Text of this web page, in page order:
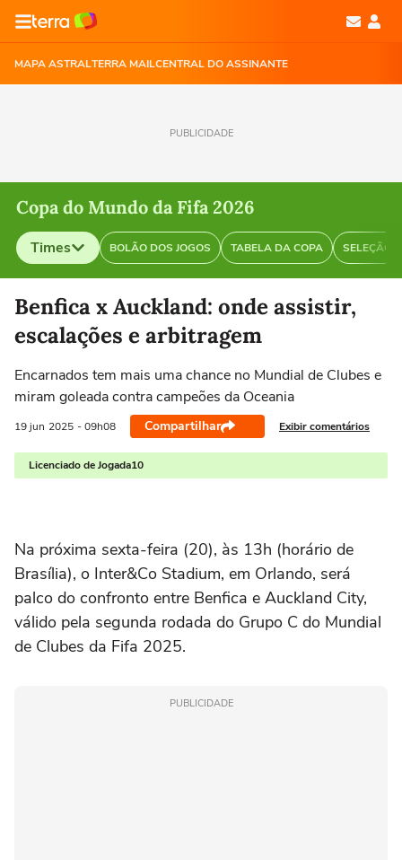
MAPA ASTRALTERRA MAILCENTRAL DO ASSINANTE
PUBLICIDADE
Copa do Mundo da Fifa 2026
Times BOLÃO DOS JOGOS TABELA DA COPA SELEÇÃO
Selecione o time para ver as notícias
Benfica x Auckland: onde assistir,
escalações e arbitragem
Encarnados tem mais uma chance no Mundial de Clubes e
miram goleada contra campeões da Oceania
19 jun 2025 - 09h08 Compartilhar Exibir comentários
Licenciado de Jogada10
Na próxima sexta-feira (20), às 13h (horário de
Brasília), o Inter&Co Stadium, em Orlando, será
palco do confronto entre Benfica e Auckland City,
válido pela segunda rodada do Grupo C do Mundial
de Clubes da Fifa 2025.
PUBLICIDADE